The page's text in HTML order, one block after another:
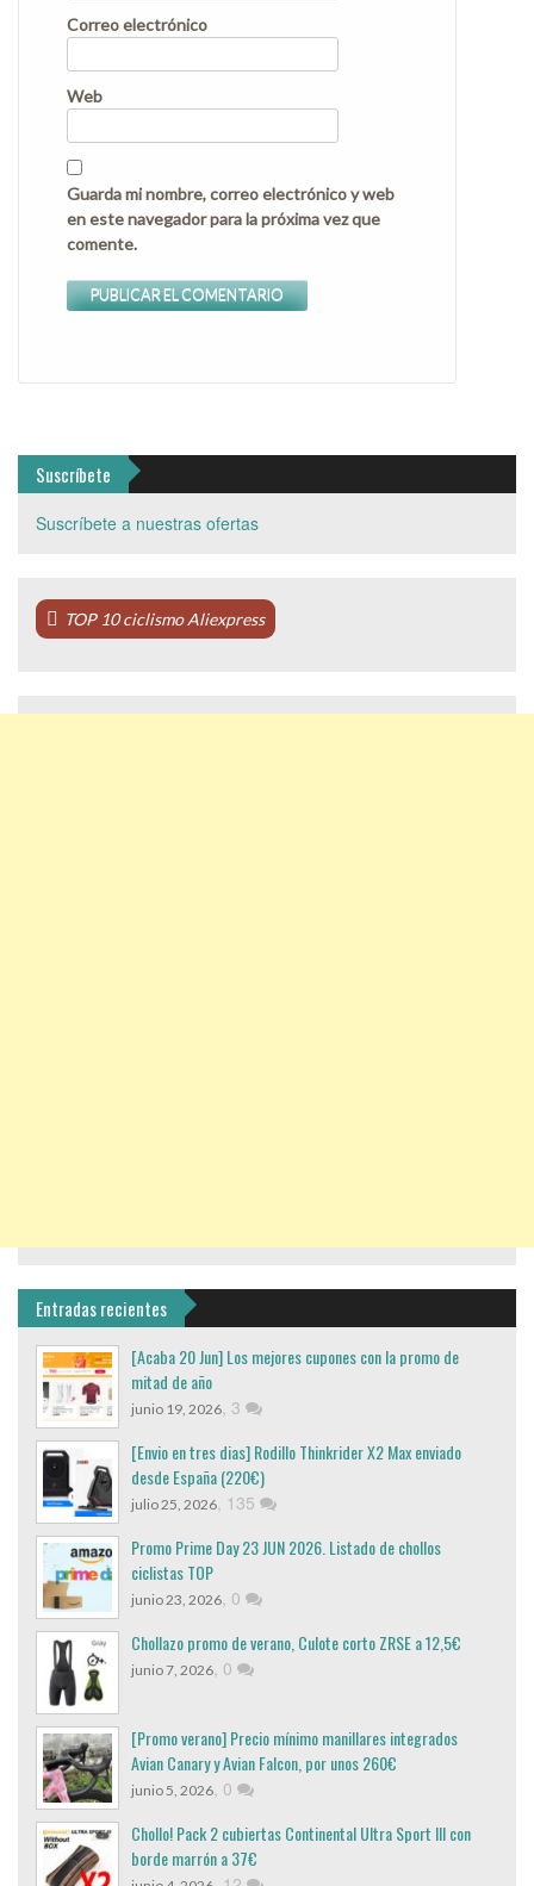
Correo electrónico
Web
Guarda mi nombre, correo electrónico y web
en este navegador para la próxima vez que
comente.
Suscríbete
Suscríbete a nuestras ofertas
TOP 10 ciclismo Aliexpress
Entradas recientes
[Acaba 20 Jun] Los mejores cupones con la promo de
mitad de año
junio 19, 2026, 3
[Envio en tres dias] Rodillo Thinkrider X2 Max enviado
desde España (220€)
julio 25, 2026, 135
Promo Prime Day 23 JUN 2026. Listado de chollos
ciclistas TOP
junio 23, 2026, 0
Chollazo promo de verano, Culote corto ZRSE a 12,5€
junio 7, 2026, 0
[Promo verano] Precio mínimo manillares integrados
Avian Canary y Avian Falcon, por unos 260€
junio 5, 2026, 0
Chollo! Pack 2 cubiertas Continental Ultra Sport III con
borde marrón a 37€